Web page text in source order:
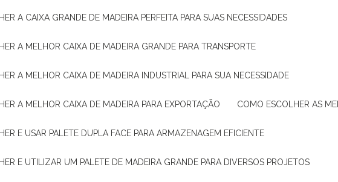
A CAIXA GRANDE DE MADEIRA PERFEITA PARA SUAS NECESSIDADES
A MELHOR CAIXA DE MADEIRA GRANDE PARA TRANSPORTE
A MELHOR CAIXA DE MADEIRA INDUSTRIAL PARA SUA NECESSIDADE
A MELHOR CAIXA DE MADEIRA PARA EXPORTAÇÃO COMO ESCOLHER AS
E USAR PALETE DUPLA FACE PARA ARMAZENAGEM EFICIENTE
E UTILIZAR UM PALETE DE MADEIRA GRANDE PARA DIVERSOS PROJETOS